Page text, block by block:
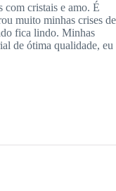
com cristais e amo. É
muito minhas crises de
fica lindo. Minhas
de ótima qualidade, eu